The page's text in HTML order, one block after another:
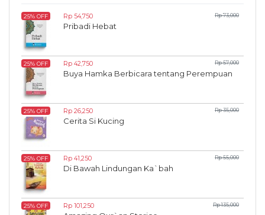
25% OFF Rp 54,750 Rp 73,000
Pribadi Hebat
25% OFF Rp 42,750 Rp 57,000
Buya Hamka Berbicara tentang Perempuan
25% OFF Rp 26,250 Rp 35,000
Cerita Si Kucing
25% OFF Rp 41,250 Rp 55,000
Di Bawah Lindungan Ka`bah
25% OFF Rp 101,250 Rp 135,000